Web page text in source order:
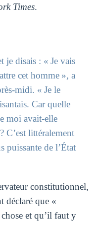
Times.
je disais : « Je vais
cet homme », a
midi. « Je le
Car quelle
moi avait-elle
C’est littéralement
puissante de l’État
constitutionnel,
déclaré que «
et qu’il faut y